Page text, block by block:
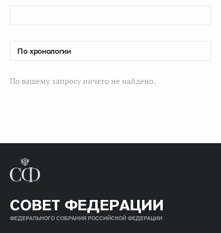
По вашему запросу ничего не найдено.
СОВЕТ ФЕДЕРАЦИИ
ФЕДЕРАЛЬНОГО СОБРАНИЯ РОССИЙСКОЙ ФЕДЕРАЦИИ